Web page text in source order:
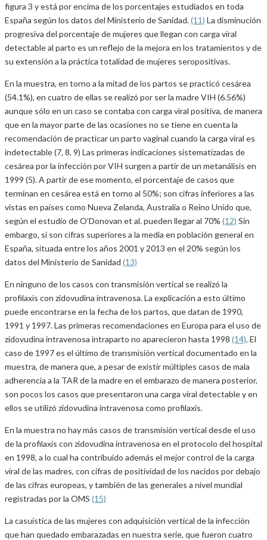
figura 3 y está por encima de los porcentajes estudiados en toda
España según los datos del Ministerio de Sanidad.(11) La disminución
progresiva del porcentaje de mujeres que llegan con carga viral
detectable al parto es un reflejo de la mejora en los tratamientos y de
su extensión a la práctica totalidad de mujeres seropositivas.
En la muestra, en torno a la mitad de los partos se practicó cesárea
(54.1%), en cuatro de ellas se realizó por ser la madre VIH (6.56%)
aunque sólo en un caso se contaba con carga viral positiva, de manera
que en la mayor parte de las ocasiones no se tiene en cuenta la
recomendación de practicar un parto vaginal cuando la carga viral es
indetectable (7, 8, 9) Las primeras indicaciones sistematizadas de
cesárea por la infección por VIH surgen a partir de un metanálisis en
1999 (5). A partir de ese momento, el porcentaje de casos que
terminan en cesárea está en torno al 50%; son cifras inferiores a las
vistas en países como Nueva Zelanda, Australia o Reino Unido que,
según el estudio de O’Donovan et al. pueden llegar al 70% (12) Sin
embargo, sí son cifras superiores a la media en población general en
España, situada entre los años 2001 y 2013 en el 20% según los
datos del Ministerio de Sanidad (13)
En ninguno de los casos con transmisión vertical se realizó la
profilaxis con zidovudina intravenosa. La explicación a esto último
puede encontrarse en la fecha de los partos, que datan de 1990,
1991 y 1997. Las primeras recomendaciones en Europa para el uso de
zidovudina intravenosa intraparto no aparecieron hasta 1998 (14). El
caso de 1997 es el último de transmisión vertical documentado en la
muestra, de manera que, a pesar de existir múltiples casos de mala
adherencia a la TAR de la madre en el embarazo de manera posterior,
son pocos los casos que presentaron una carga viral detectable y en
ellos se utilizó zidovudina intravenosa como profilaxis.
En la muestra no hay más casos de transmisión vertical desde el uso
de la profilaxis con zidovudina intravenosa en el protocolo del hospital
en 1998, a lo cual ha contribuido además el mejor control de la carga
viral de las madres, con cifras de positividad de los nacidos por debajo
de las cifras europeas, y también de las generales a nivel mundial
registradas por la OMS (15)
La casuística de las mujeres con adquisición vertical de la infección
que han quedado embarazadas en nuestra serie, que fueron cuatro